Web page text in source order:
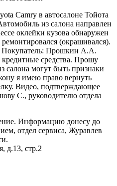
Camry в автосалоне Тойота
из салона направлен
оклейки кузова обнаружен
(окрашивался).
Прошкин А.А.
средства. Прошу
салона могут быть признаки
я имею право вернуть
Видео, подтверждающее
С., руководителю отдела
Информацию донесу до
отдел сервиса, Журавлев
д.13, стр.2